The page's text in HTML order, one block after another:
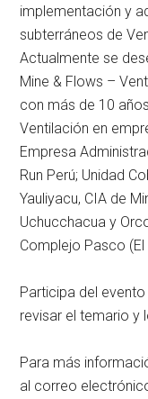
implementación y
subterráneos de
Actualmente se
Mine & Flows –
con más de 10
Ventilación en
Empresa
Run Perú; Unidad
Yauliyacu, CIA de
Uchucchacua y
Complejo Pasco
Participa del
revisar el temario y
Para más
al correo